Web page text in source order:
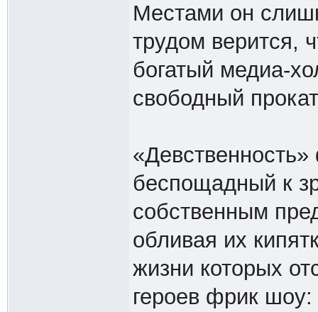
Местами он
трудом верится,
богатый медиа-
свободный
беспощадный к
собственным
обливая их
жизни которых
героев фрик